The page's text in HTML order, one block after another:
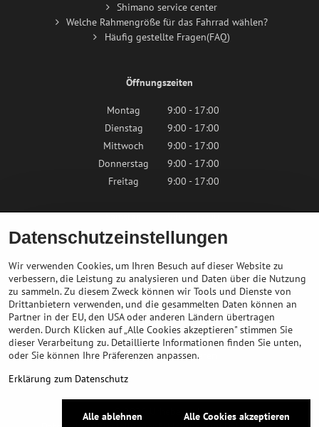
Shimano service center
Welche Rahmengröße für das Fahrrad wählen?
Häufig gestellte Fragen(FAQ)
Öffnungszeiten
Montag
9:00 - 17:00
Dienstag
9:00 - 17:00
Mittwoch
9:00 - 17:00
Donnerstag
9:00 - 17:00
Freitag
9:00 - 17:00
Samstag
9:00 - 12:00
Sonntag
Geschlossen
Kontaktieren Sie uns
info@bikepeak.de
+436764858804
Zum Geschäft navigieren
©
Urheberrecht
Datenschutzeinstellungen
Wir verwenden Cookies, um Ihren Besuch auf dieser Website zu
verbessern, die Leistung zu analysieren und Daten über die Nutzung
zu sammeln. Zu diesem Zweck können wir Tools und Dienste von
Drittanbietern verwenden, und die gesammelten Daten können an
Partner in der EU, den USA oder anderen Ländern übertragen
werden. Durch Klicken auf „Alle Cookies akzeptieren" stimmen Sie
dieser Verarbeitung zu. Detaillierte Informationen finden Sie unten,
oder Sie können Ihre Präferenzen anpassen.
Erklärung zum Datenschutz
Alle Cookies akzeptieren
Alle ablehnen